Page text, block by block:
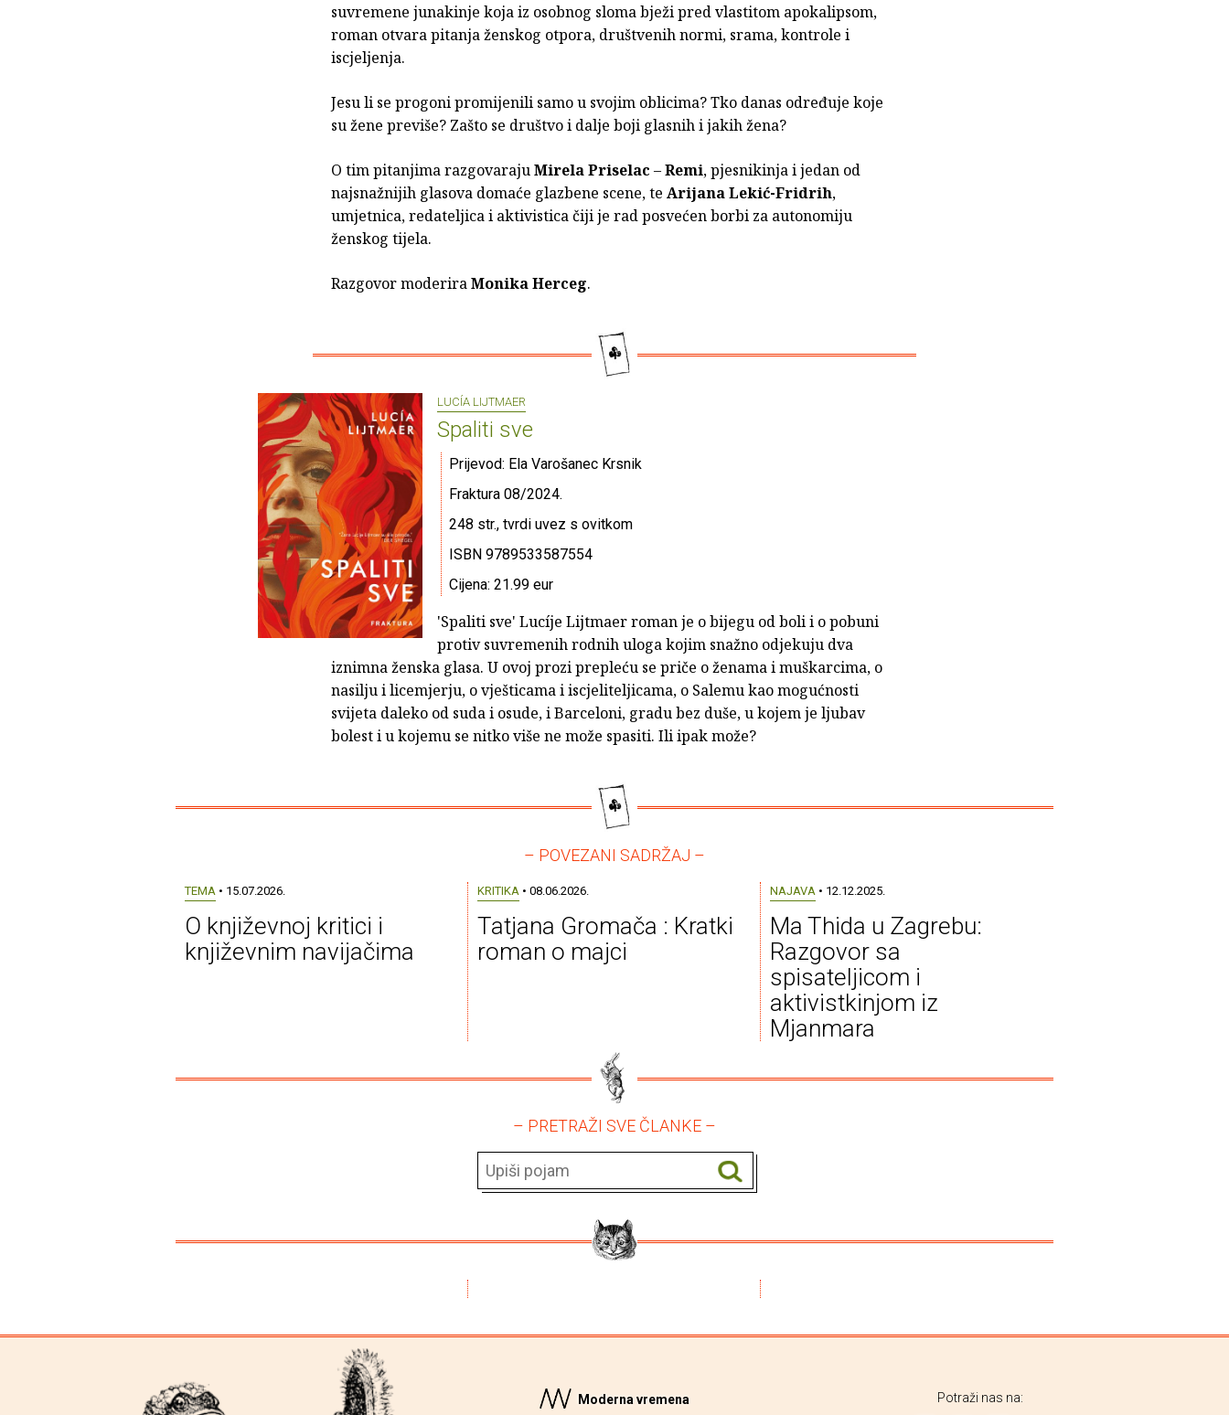
suvremene junakinje koja iz osobnog sloma bježi pred vlastitom apokalipsom,
roman otvara pitanja ženskog otpora, društvenih normi, srama, kontrole i
iscjeljenja.
Jesu li se progoni promijenili samo u svojim oblicima? Tko danas određuje koje
su žene previše? Zašto se društvo i dalje boji glasnih i jakih žena?
O tim pitanjima razgovarajuMirela Priselac –Remi, pjesnikinja i jedan od
najsnažnijih glasova domaće glazbene scene, te Arijana Lekić-Fridrih,
umjetnica, redateljica i aktivistica čiji je rad posvećen borbi za autonomiju
ženskog tijela.
Razgovor moderiraMonika Herceg.
LUCÍA LIJTMAER
Spaliti sve
Prijevod: Ela Varošanec Krsnik
Fraktura 08/2024.
248 str., tvrdi uvez s ovitkom
ISBN 9789533587554
Cijena: 21.99 eur
'Spaliti sve' Lucíje Lijtmaer roman je o bijegu od boli i o pobuni
protiv suvremenih rodnih uloga kojim snažno odjekuju dva
iznimna ženska glasa. U ovoj prozi prepleću se priče o ženama i muškarcima, o
nasilju i licemjerju, o vješticama i iscjeliteljicama, o Salemu kao mogućnosti
svijeta daleko od suda i osude, i Barceloni, gradu bez duše, u kojem je ljubav
bolest i u kojemu se nitko više ne može spasiti. Ili ipak može?
– POVEZANI SADRŽAJ –
TEMA • 15.07.2026.
O književnoj kritici i
književnim navijačima
KRITIKA • 08.06.2026.
Tatjana Gromača : Kratki
roman o majci
NAJAVA • 12.12.2025.
Ma Thida u Zagrebu:
Razgovor sa
spisateljicom i
aktivistkinjom iz
Mjanmara
– PRETRAŽI SVE ČLANKE –
Moderna vremena Potraži nas na: